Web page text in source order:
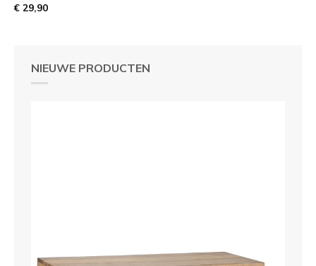
NIEUWE PRODUCTEN
€ 29,90